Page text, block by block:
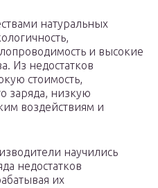
натуральных
и высокие
Из недостатков
стоимость,
заряда, низкую
воздействиям и
научились
недостатков
их